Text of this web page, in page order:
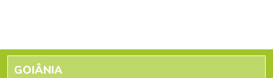
GOIÂNIA